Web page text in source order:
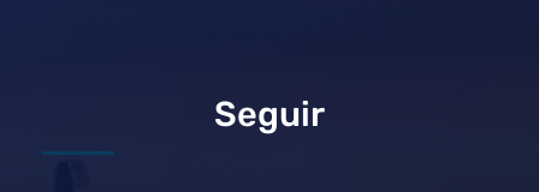
Seguir